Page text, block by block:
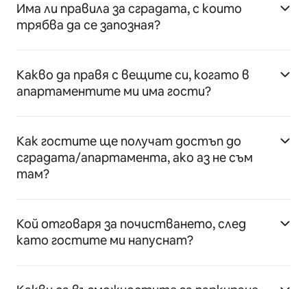
Има ли правила за сградата, с които
трябва да се запозная?
Какво да правя с вещите си, когато в
апартаментите ми има гости?
Как гостите ще получат достъп до
сградата/апартамента, ако аз не съм
там?
Кой отговаря за почистването, след
като гостите ми напуснат?